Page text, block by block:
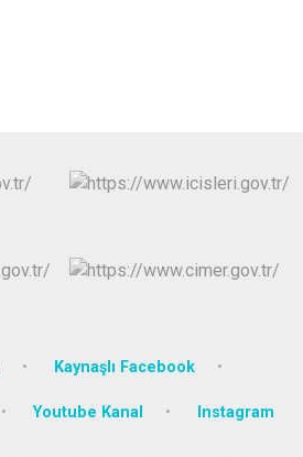
Kaynaşlı Facebook
Youtube Kanal Instagram